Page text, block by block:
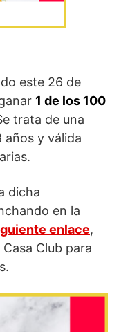
este 26 de
1 de los 100
trata de una
años y válida
dicha
en la
enlace,
Club para